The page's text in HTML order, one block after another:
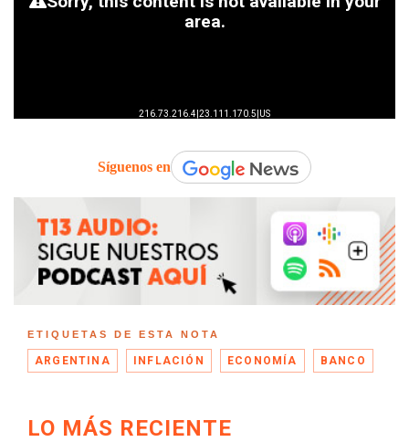
Síguenos en
ETIQUETAS DE ESTA NOTA
ARGENTINA INFLACIÓN ECONOMÍA BANCO
LO MÁS RECIENTE